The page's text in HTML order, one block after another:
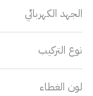
الجهد الكهربائي
نوع التركيب
لون الغطاء